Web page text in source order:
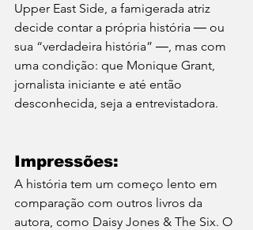
Upper East Side, a famigerada atriz
decide contar a própria história ― ou
sua “verdadeira história” ―, mas com
uma condição: que Monique Grant,
jornalista iniciante e até então
desconhecida, seja a entrevistadora.
Impressões:
A história tem um começo lento em
comparação com outros livros da
autora, como Daisy Jones & The Six. O